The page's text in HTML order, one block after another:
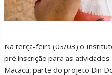
Na terça-feira (03/03) o
pré inscrição para as
Macacu, parte do projeto Din